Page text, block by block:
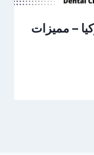
– مميزات